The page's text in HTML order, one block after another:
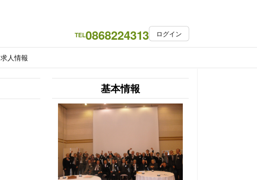
TEL0868224313 ログイン
求人情報
基本情報